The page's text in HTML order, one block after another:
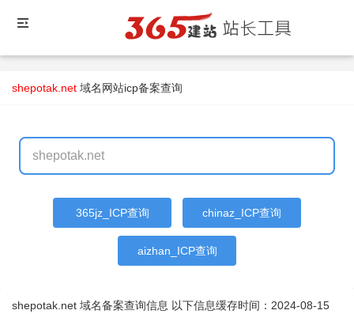
shepotak.net 域名网站icp备案查询
365jz_ICP查询 chinaz_ICP查询
aizhan_ICP查询
shepotak.net 域名备案查询信息 以下信息缓存时间： 2024-08-15